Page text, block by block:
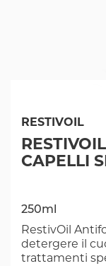
RESTIVOIL
CAPELLI
250ml
RestivOil
detergere il
trattamenti